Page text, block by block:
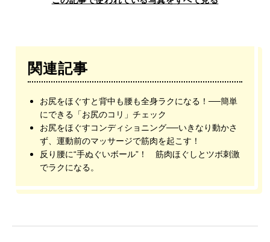
関連記事
お尻をほぐすと背中も腰も全身ラクになる！──簡単
にできる「お尻のコリ」チェック
お尻をほぐすコンディショニング──いきなり動かさ
ず、運動前のマッサージで筋肉を起こす！
反り腰に“手ぬぐいボール”！ 筋肉ほぐしとツボ刺激
でラクになる。